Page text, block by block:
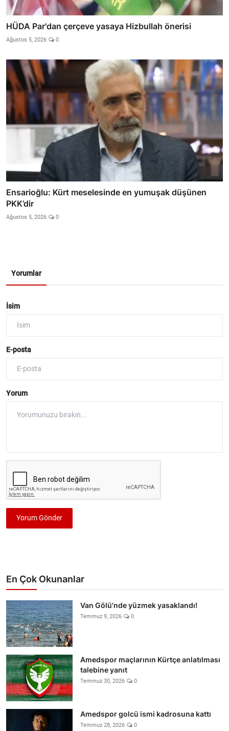
HÜDA Par'dan çerçeve yasaya Hizbullah önerisi
Ağustos 5, 2026 0
Ensarioğlu: Kürt meselesinde en yumuşak düşünen
PKK’dir
Ağustos 5, 2026 0
Yorumlar
İsim
E-posta
Yorum
Yorum Gönder
En Çok Okunanlar
Van Gölü'nde yüzmek yasaklandı!
Temmuz 9, 2026 0
Amedspor maçlarının Kürtçe anlatılması
talebine yanıt
Temmuz 30, 2026 0
Amedspor golcü ismi kadrosuna kattı
Temmuz 28, 2026 0